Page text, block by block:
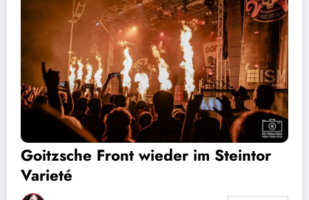
Goitzsche Front wieder im Steintor
Varieté